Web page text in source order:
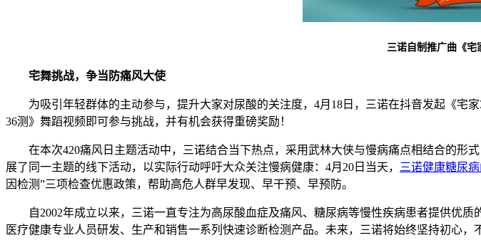
三诺自制推广曲《宅
宅舞挑战，争当防痛风大使
为吸引年轻群体的主动参与，提升大家对尿酸的关注度， 4月 18 日，三诺在抖音发起《宅家
36测》舞蹈视频即可参与挑战，并有机会获得重磅奖励！
在本次420痛风日主题活动中，三诺结合当下热点，采用武林大侠与慢病痛点相结合的形
展了同一主题的线下活动，以实际行动呼吁大众关注慢病健康： 4月 20 日当天， 三诺健康糖尿
因检测”三项检查优惠政策，帮助高危人群早发现、早干预、早预防。
自2002年成立以来，三诺一直专注为高尿酸血症及痛风、糖尿病等慢性疾病患者提供优
医疗健康专业人员研发、生产和销售一系列快速诊断检测产品。未来，三诺将始终坚持初心，